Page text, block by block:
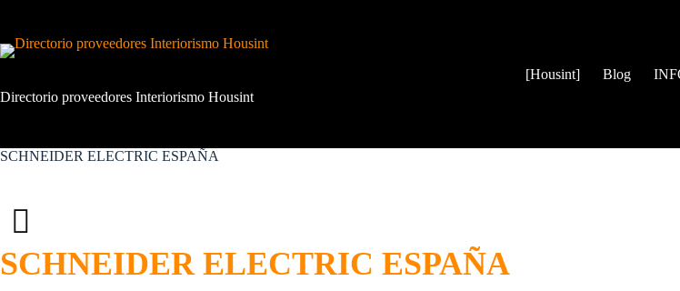
contenido
Directorio proveedores Interiorismo Housint
[Housint] Blog
SCHNEIDER ELECTRIC ESPAÑA
SCHNEIDER ELECTRIC ESPAÑA